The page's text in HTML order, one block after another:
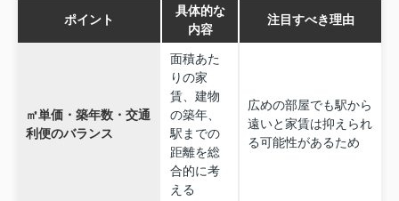
ポイント
具体的な
内容
注目すべき理由
㎡単価・築年数・交通
利便のバランス
面積あた
りの家
賃、建物
の築年、
駅までの
距離を総
合的に考
える
広めの部屋でも駅から
遠いと家賃は抑えられ
る可能性があるため